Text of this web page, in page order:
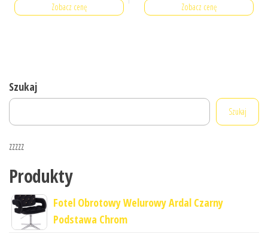
Zobacz cenę Zobacz cenę
Szukaj
Szukaj
zzzzz
Produkty
Fotel Obrotowy Welurowy Ardal Czarny
Podstawa Chrom